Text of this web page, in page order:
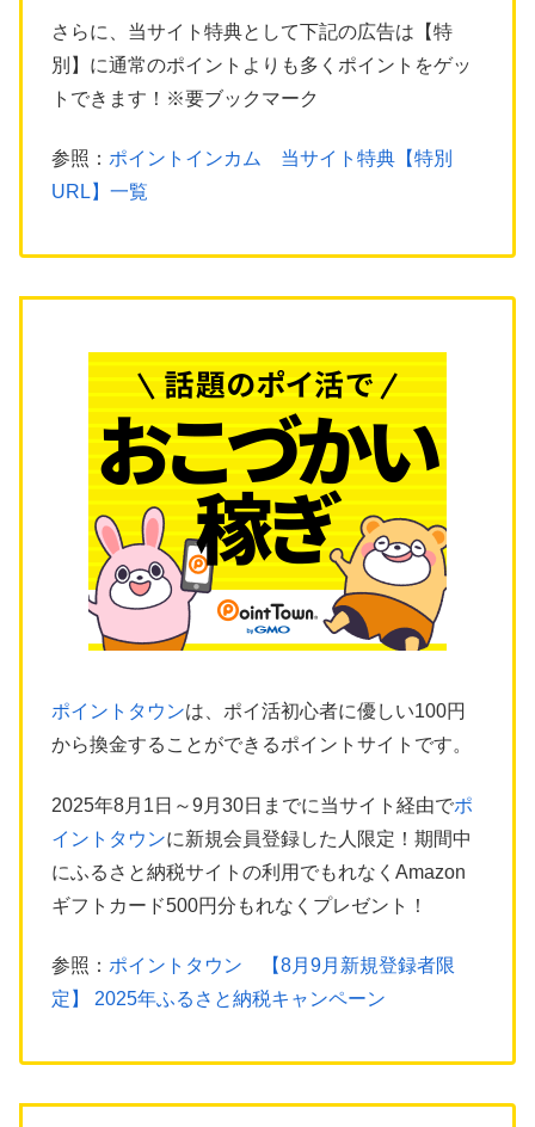
さらに、当サイト特典として下記の広告は【特
別】に通常のポイントよりも多くポイントをゲッ
トできます！※要ブックマーク
参照： ポイントインカム 当サイト特典【特別
URL】一覧
ポイントタウンは、ポイ活初心者に優しい100円
から換金することができるポイントサイトです。
2025年8月1日～9月30日までに当サイト経由でポ
イントタウンに新規会員登録した人限定！期間中
にふるさと納税サイトの利用でもれなくAmazon
ギフトカード500円分もれなくプレゼント！
参照： ポイントタウン 【8月9月新規登録者限
定】 2025年ふるさと納税キャンペーン